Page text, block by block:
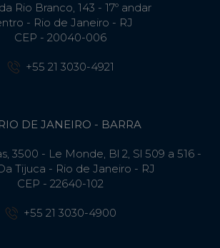
Rio Branco, 143 - 17º andar
- Rio de Janeiro - RJ
CEP - 20040-006
+55 21 3030-4921
RIO DE JANEIRO - BARRA
3500 - Le Monde, Bl 2, Sl 509 a 516 -
Tijuca - Rio de Janeiro - RJ
CEP - 22640-102​
+55 21 3030-4900